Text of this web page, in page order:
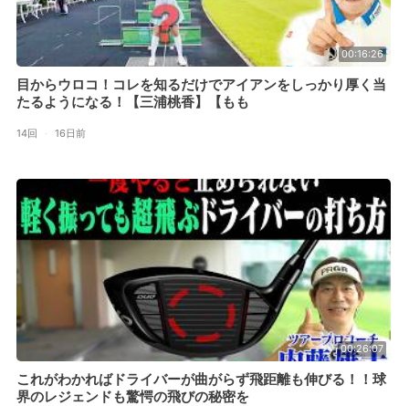
00:16:26
目からウロコ！コレを知るだけでアイアンをしっかり厚く当
たるようになる！【三浦桃香】【もも
14回 · 16日前
00:26:07
これがわかればドライバーが曲がらず飛距離も伸びる！！球
界のレジェンドも驚愕の飛びの秘密を